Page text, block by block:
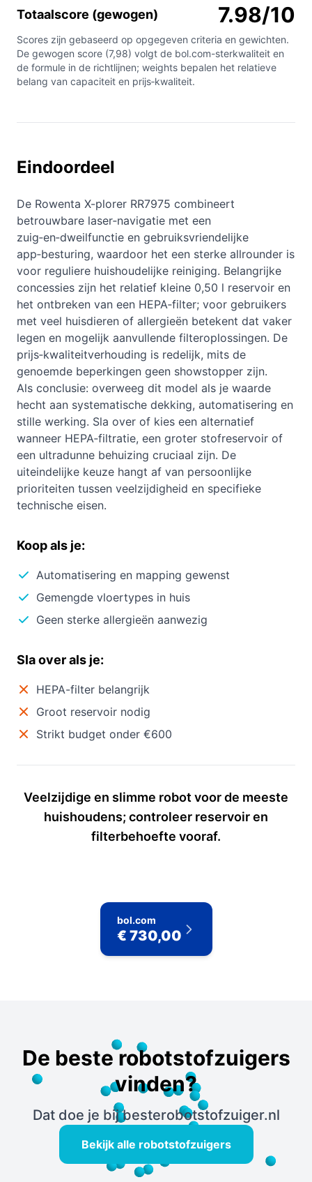
Totaalscore (gewogen) 7.98/10
Scores zijn gebaseerd op opgegeven criteria en gewichten.
De gewogen score (7,98) volgt de bol.com-sterkwaliteit en
de formule in de richtlijnen; weights bepalen het relatieve
belang van capaciteit en prijs‑kwaliteit.
Eindoordeel
De Rowenta X-plorer RR7975 combineert
betrouwbare laser‑navigatie met een
zuig‑en‑dweilfunctie en gebruiksvriendelijke
app‑besturing, waardoor het een sterke allrounder is
voor reguliere huishoudelijke reiniging. Belangrijke
concessies zijn het relatief kleine 0,50 l reservoir en
het ontbreken van een HEPA‑filter; voor gebruikers
met veel huisdieren of allergieën betekent dat vaker
legen en mogelijk aanvullende filteroplossingen. De
prijs‑kwaliteitverhouding is redelijk, mits de
genoemde beperkingen geen showstopper zijn.
Als conclusie: overweeg dit model als je waarde
hecht aan systematische dekking, automatisering en
stille werking. Sla over of kies een alternatief
wanneer HEPA‑filtratie, een groter stofreservoir of
een ultradunne behuizing cruciaal zijn. De
uiteindelijke keuze hangt af van persoonlijke
prioriteiten tussen veelzijdigheid en specifieke
technische eisen.
Koop als je:
Automatisering en mapping gewenst
Gemengde vloertypes in huis
Geen sterke allergieën aanwezig
Sla over als je:
HEPA-filter belangrijk
Groot reservoir nodig
Strikt budget onder €600
Veelzijdige en slimme robot voor de meeste
huishoudens; controleer reservoir en
filterbehoefte vooraf.
bol.com
€ 730,00
De beste robotstofzuigers
vinden?
Dat doe je bij besterobotstofzuiger.nl
Bekijk alle robotstofzuigers